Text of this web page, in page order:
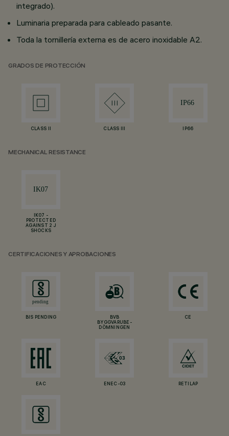
integrado).
Luminaria preparada para cableado pasante.
Toda la tornillería externa es de acero inoxidable A2.
GRADOS DE PROTECCIÓN
CLASS II CLASS III IP66
MECHANICAL RESISTANCE
IK07 -
PROTECTED
AGAINST 2 J
SHOCKS
CERTIFICACIONES Y APROBACIONES
BIS PENDING
BVB
BYGGVARUBE-
DÖMNINGEN
CE
EAC ENEC-03 RETILAP